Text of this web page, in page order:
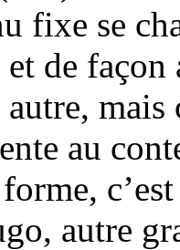
fixe se
de
au
autre